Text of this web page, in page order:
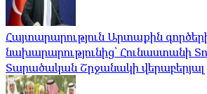
Հայտարարություն Արտաքին
նախարարությունից՝ Հունաստանի
Տարածական Շրջանակի վերաբերյալ